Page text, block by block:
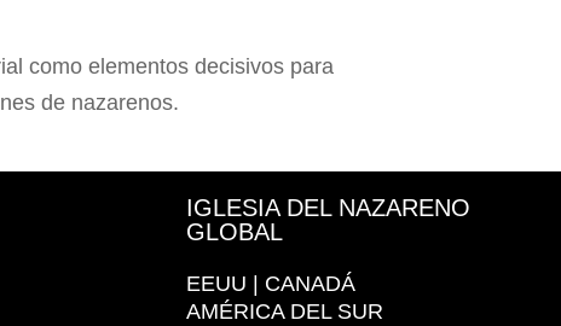
como elementos decisivos para
de nazarenos.
IGLESIA DEL NAZARENO
GLOBAL
EEUU | CANADÁ
AMÉRICA DEL SUR